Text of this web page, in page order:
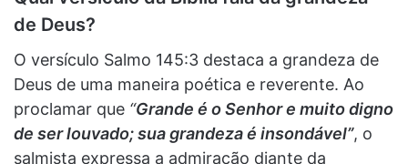
de Deus?
O versículo Salmo 145:3 destaca a grandeza de
Deus de uma maneira poética e reverente. Ao
proclamar que “Grande é o Senhor e muito digno
de ser louvado; sua grandeza é insondável”, o
salmista expressa a admiração diante da